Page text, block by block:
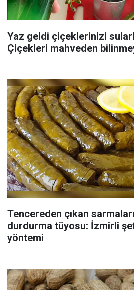
Yaz geldi çiçeklerinizi
Çiçekleri mahveden
Tencereden çıkan
durdurma tüyosu: İzmirli
yöntemi